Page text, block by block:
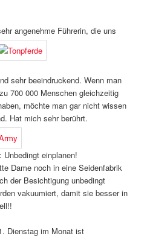
angenehme Führerin, die uns
sehr beeindruckend. Wenn man
700 000 Menschen gleichzeitig
möchte man gar nicht wissen
Hat mich sehr berührt.
Unbedingt einplanen!
Dame noch in eine Seidenfabrik
der Besichtigung unbedingt
vakuumiert, damit sie besser in
Dienstag im Monat ist